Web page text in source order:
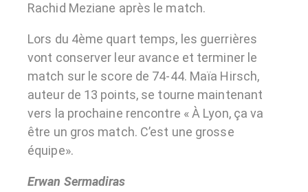
Rachid Meziane après le match.
Lors du 4ème quart temps, les guerrières
vont conserver leur avance et terminer le
match sur le score de 74-44. Maïa Hirsch,
auteur de 13 points, se tourne maintenant
vers la prochaine rencontre « À Lyon, ça va
être un gros match. C’est une grosse
équipe».
Erwan Sermadiras